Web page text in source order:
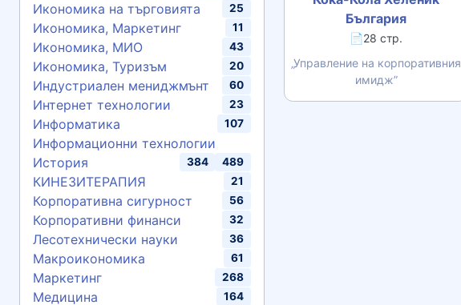
Икономика на търговията 25
Икономика, Маркетинг 11
Икономика, МИО 43
Икономика, Туризъм 20
Индустриален мениджмънт 60
Интернет технологии 23
Информатика 107
Информационни технологии
489
История 384
КИНЕЗИТЕРАПИЯ 21
Корпоративна сигурност 56
Корпоративни финанси 32
Лесотехнически науки 36
Макроикономика 61
Маркетинг 268
Медицина 164
България
📄28 стр.
„Управление на корпоративния
имидж”